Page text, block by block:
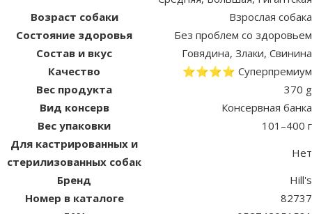
Возраст собаки
Взрослая собака
Состояние здоровья
Без проблем со здоровьем
Состав и вкус
Говядина, Злаки, Свинина
Качество
⭐⭐⭐⭐ Суперпремиум
Вес продукта
370 g
Вид консерв
Консервная банка
Вес упаковки
101–400 г
Для кастрированных и
стерилизованных собак
Нет
Бренд
Hill's
Номер в каталоге
82737